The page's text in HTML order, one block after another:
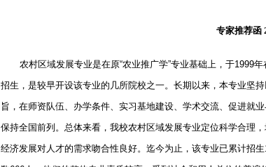
专家推荐函
农村区域发展专业是在原“农业推广学”专业基础上，于1999年
招生，是较早开设该专业的几所院校之一。长期以来，本专业坚
旨，在师资队伍、办学条件、实习基地建设、学术交流、促进就
保持全国前列。总体来看，我校农村区域发展专业定位科学合理
经济发展对人才的需求吻合性良好。迄今为止，该专业已累计招生